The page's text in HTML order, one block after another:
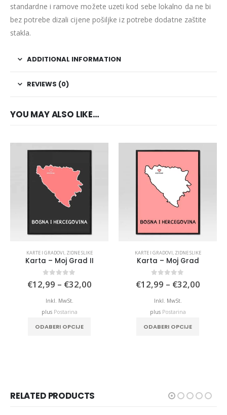
standardne i ramove možete uzeti kod sebe lokalno da ne bi
bez potrebe dizali cijene pošiljke iz potrebe dodatne zaštite
stakla.
ADDITIONAL INFORMATION
REVIEWS (0)
YOU MAY ALSO LIKE…
KARTE I GRADOVI, ZIDNE SLIKE
Karta – Moj Grad II
0out of 5
€12,99 – €32,00Price
Inkl. MwSt.
plus Postarina
ODABERI OPCIJE
KARTE I GRADOVI, ZIDNE SLIKE
Karta – Moj Grad
0out of 5
€12,99 – €32,00Price
Inkl. MwSt.
plus Postarina
ODABERI OPCIJE
RELATED PRODUCTS